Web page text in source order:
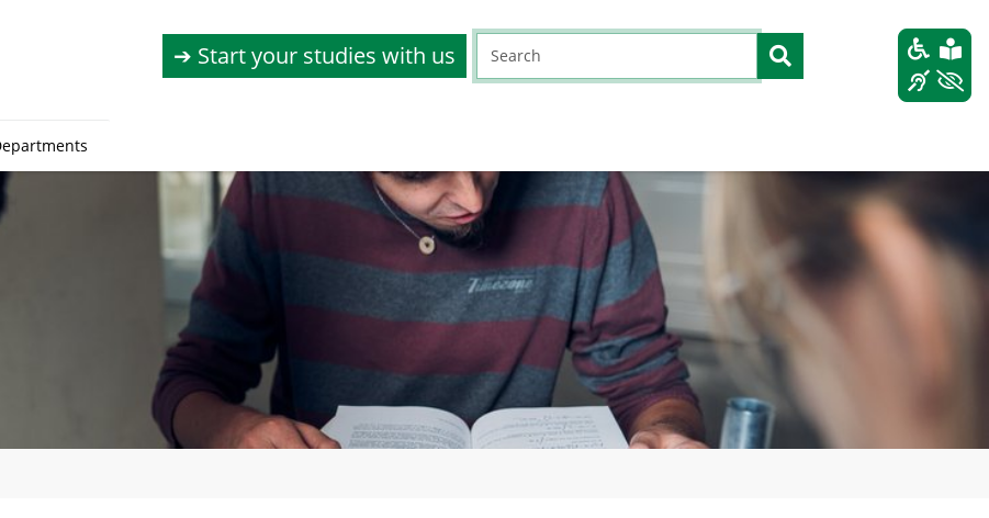
➔ Start your studies with us